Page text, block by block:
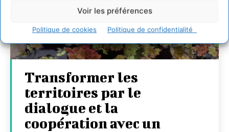
Voir les préférences
Politique de cookies Politique de confidentialité
Transformer les
territoires par le
dialogue et la
coopération avec un